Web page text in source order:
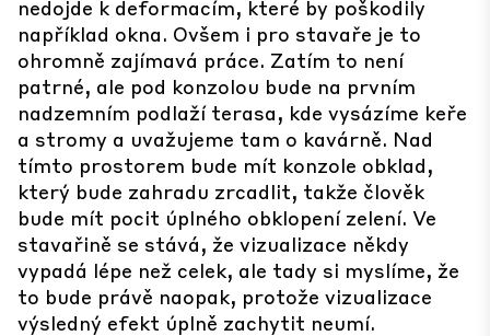
nedojde k deformacím, které by poškodily
například okna. Ovšem i pro stavaře je to
ohromně zajímavá práce. Zatím to není
patrné, ale pod konzolou bude na prvním
nadzemním podlaží terasa, kde vysázíme keře
a stromy a uvažujeme tam o kavárně. Nad
tímto prostorem bude mít konzole obklad,
který bude zahradu zrcadlit, takže člověk
bude mít pocit úplného obklopení zelení. Ve
stavařině se stává, že vizualizace někdy
vypadá lépe než celek, ale tady si myslíme, že
to bude právě naopak, protože vizualizace
výsledný efekt úplně zachytit neumí.